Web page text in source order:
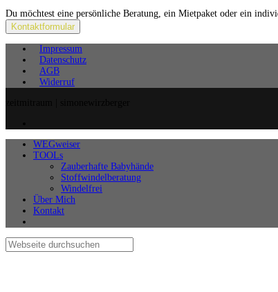
Du möchtest eine persönliche Beratung, ein Mietpaket oder ein
Kontaktformular
Impressum
Datenschutz
AGB
Widerruf
WEGweiser
TOOLs
Zauberhafte Babyhände
Stoffwindelberatung
Windelfrei
Über Mich
Kontakt